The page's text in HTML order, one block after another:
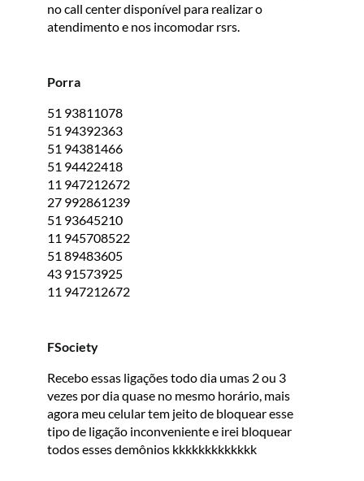
no call center disponível para realizar o
atendimento e nos incomodar rsrs.
Porra
51 93811078
51 94392363
51 94381466
51 94422418
11 947212672
27 992861239
51 93645210
11 945708522
51 89483605
43 91573925
11 947212672
FSociety
Recebo essas ligações todo dia umas 2 ou 3
vezes por dia quase no mesmo horário, mais
agora meu celular tem jeito de bloquear esse
tipo de ligação inconveniente e irei bloquear
todos esses demônios kkkkkkkkkkkkk